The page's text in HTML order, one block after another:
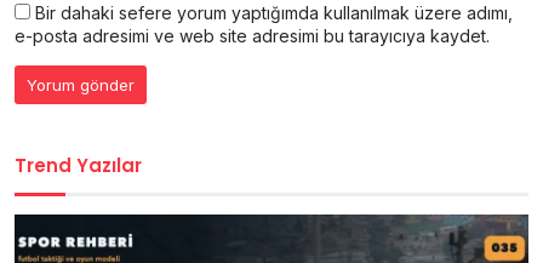
Bir dahaki sefere yorum yaptığımda kullanılmak üzere adımı,
e-posta adresimi ve web site adresimi bu tarayıcıya kaydet.
Trend Yazılar